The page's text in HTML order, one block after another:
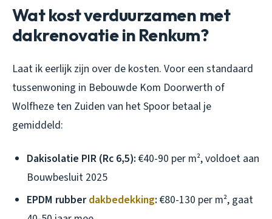
Wat kost verduurzamen met
dakrenovatie in Renkum?
Laat ik eerlijk zijn over de kosten. Voor een standaard
tussenwoning in Bebouwde Kom Doorwerth of
Wolfheze ten Zuiden van het Spoor betaal je
gemiddeld:
Dakisolatie PIR (Rc 6,5): €40-90 per m², voldoet aan
Bouwbesluit 2025
EPDM rubberdakbedekking: €80-130 per m², gaat